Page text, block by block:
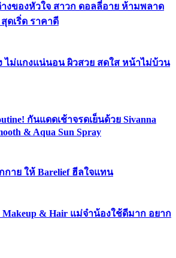
งของหัวใจ สาวก ดอลลี่อาย ห้ามพลาด
ดเริ่ด ราคาดี
ไม่แกงแน่นอน ผิวสวย สดใส หน้าไม่บ้วน
กันแดดเช้าจรดเย็นด้วย Sivanna
& Aqua Sun Spray
กาย ให้ Barelief ฮีลใจแทน
Makeup & Hair แม่จ๋าน้องใช้ดีมาก อยาก